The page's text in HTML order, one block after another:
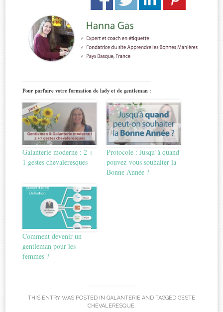
Pour parfaire votre formation de lady et de gentleman :
Galanterie moderne : 2 +
1 gestes chevaleresques
Protocole : Jusqu’à quand
pouvez-vous souhaiter la
Bonne Année ?
Comment devenir un
gentleman pour les
femmes ?
THIS ENTRY WAS POSTED IN GALANTERIE AND TAGGED GESTE
CHEVALERESQUE.